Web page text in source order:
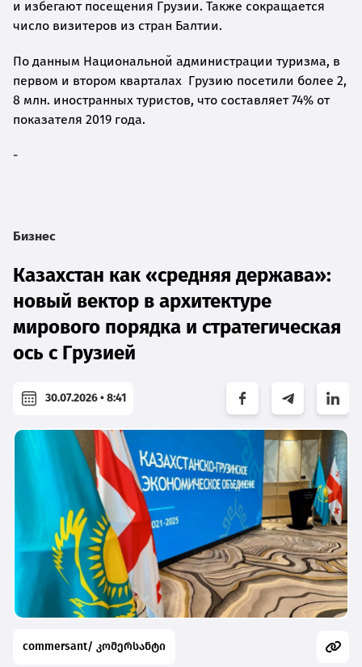
и избегают посещения Грузии. Также сокращается
число визитеров из стран Балтии.
По данным Национальной администрации туризма, в
первом и втором кварталах Грузию посетили более 2,
8 млн. иностранных туристов, что составляет 74% от
показателя 2019 года.
-
Бизнес
Казахстан как «средняя держава»:
новый вектор в архитектуре
мирового порядка и стратегическая
ось с Грузией
30.07.2026 • 8:41
commersant/ კომერსანტი